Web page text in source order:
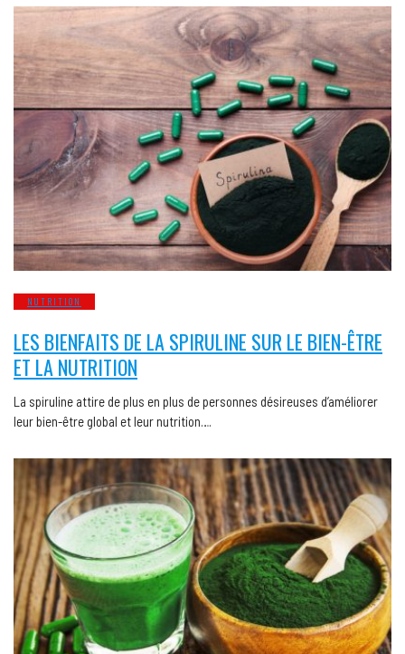
NUTRITION
LES BIENFAITS DE LA SPIRULINE SUR LE BIEN-ÊTRE
ET LA NUTRITION
La spiruline attire de plus en plus de personnes désireuses d’améliorer
leur bien-être global et leur nutrition….